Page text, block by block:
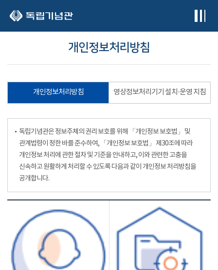
개인정보처리방침
개인정보처리방침 영상정보처리기기 설치·운영 지침
독립기념관은 정보주체의 권리 보호를 위해 「개인정보 보호법」 및
관계법령이 정한 바를 준수하여, 「개인정보 보호법」 제30조에 따라
개인정보 처리에 관한 절차 및 기준을 안내하고, 이와 관련한 고충을
신속하고 원활하게 처리할 수 있도록 다음과 같이 개인정보 처리방침을
공개합니다.